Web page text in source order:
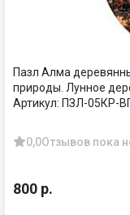
Пазл Алма
природы. Лунное
Артикул: ПЗЛ-05КР-
0,0Отзывов пока
800 р.